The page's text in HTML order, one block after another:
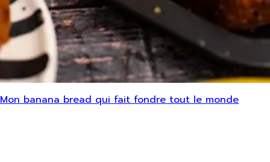
Mon banana bread qui fait fondre tout le monde